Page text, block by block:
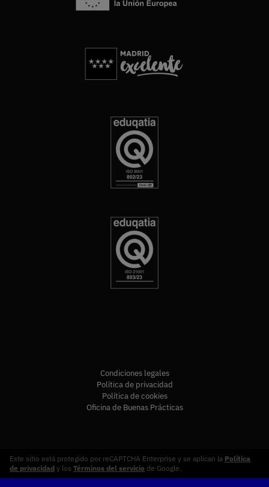
Condiciones legales
Política de privacidad
Política de cookies
Oficina de Buenas Prácticas
Este sitio está protegido por reCAPTCHA Enterprise y se aplican la Política
de privacidad y los Términos del servicio de Google.